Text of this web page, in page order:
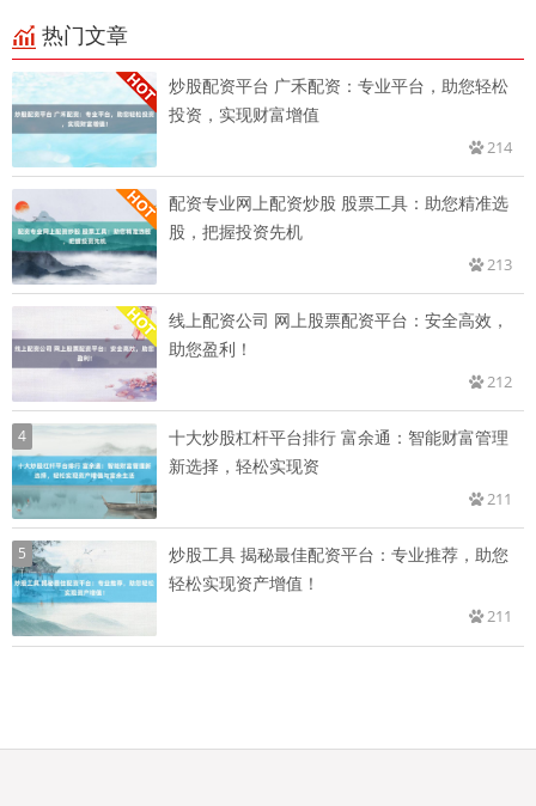
热门文章
炒股配资平台 广禾配资：专业平台，助您轻松
投资，实现财富增值
214
配资专业网上配资炒股 股票工具：助您精准选
股，把握投资先机
213
线上配资公司 网上股票配资平台：安全高效，
助您盈利！
212
4
十大炒股杠杆平台排行 富余通：智能财富管理
新选择，轻松实现资
211
5
炒股工具 揭秘最佳配资平台：专业推荐，助您
轻松实现资产增值！
211